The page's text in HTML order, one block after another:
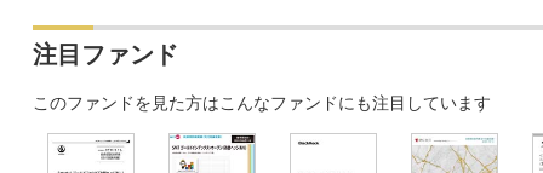
注目ファンド
このファンドを見た方はこんなファンドにも注目しています